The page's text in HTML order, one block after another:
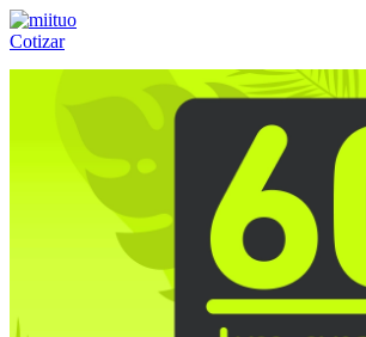
Cotizar
(55) 84-21-05-00ó800-953-00-59